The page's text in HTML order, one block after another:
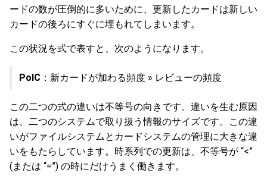
ードの数が圧倒的に多いために、更新したカードは新しい
カードの後ろにすぐに埋もれてしまいます。
この状況を式で表すと、次のようになります。
PoIC ：新カードが加わる頻度 » レビューの頻度
この二つの式の違いは不等号の向きです。違いを生む原因
は、二つのシステムで取り扱う情報のサイズです。この違
いがファイルシステムとカードシステムの管理に大きな違
いをもたらしています。時系列での更新は、不等号が “<”
(または “=”) の時にだけうまく働きます。